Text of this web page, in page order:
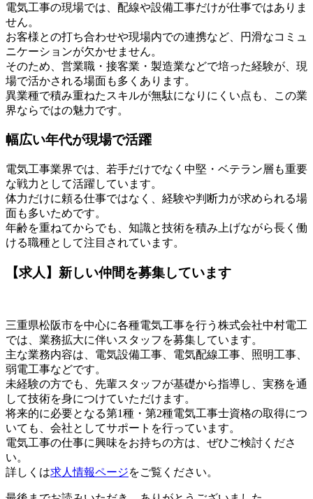
電気工事の現場では、配線や設備工事だけが仕事ではありま
せん。
お客様との打ち合わせや現場内での連携など、円滑なコミュ
ニケーションが欠かせません。
そのため、営業職・接客業・製造業などで培った経験が、現
場で活かされる場面も多くあります。
異業種で積み重ねたスキルが無駄になりにくい点も、この業
界ならではの魅力です。
幅広い年代が現場で活躍
電気工事業界では、若手だけでなく中堅・ベテラン層も重要
な戦力として活躍しています。
体力だけに頼る仕事ではなく、経験や判断力が求められる場
面も多いためです。
年齢を重ねてからでも、知識と技術を積み上げながら長く働
ける職種として注目されています。
【求人】新しい仲間を募集しています
三重県松阪市を中心に各種電気工事を行う株式会社中村電工
では、業務拡大に伴いスタッフを募集しています。
主な業務内容は、電気設備工事、電気配線工事、照明工事、
弱電工事などです。
未経験の方でも、先輩スタッフが基礎から指導し、実務を通
して技術を身につけていただけます。
将来的に必要となる第1種・第2種電気工事士資格の取得につ
いても、会社としてサポートを行っています。
電気工事の仕事に興味をお持ちの方は、ぜひご検討くださ
い。
詳しくは求人情報ページをご覧ください。